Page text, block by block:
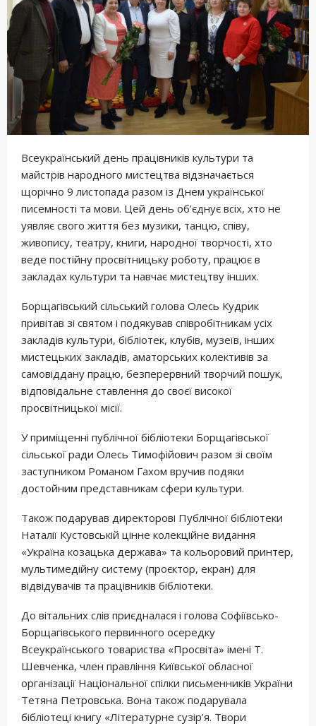
Всеукраїнський день працівників культури та
майстрів народного мистецтва відзначається
щорічно 9 листопада разом із Днем української
писемності та мови. Цей день об’єднує всіх, хто не
уявляє свого життя без музики, танцю, співу,
живопису, театру, книги, народної творчості, хто
веде постійну просвітницьку роботу, працює в
закладах культури та навчає мистецтву інших.
Борщагівський сільський голова Олесь Кудрик
привітав зі святом і подякував співробітникам усіх
закладів культури, бібліотек, клубів, музеїв, інших
мистецьких закладів, аматорських колективів за
самовіддану працю, безперервний творчий пошук,
відповідальне ставлення до своєї високої
просвітницької місії.
У приміщенні публічної бібліотеки Борщагівської
сільської ради Олесь Тимофійович разом зі своїм
заступником Романом Гахом вручив подяки
достойним представникам сфери культури.
Також подарував директорові Публічної бібліотеки
Наталії Кустовській цінне колекційне видання
«Україна козацька держава» та кольоровий принтер,
мультимедійну систему (проєктор, екран) для
відвідувачів та працівників бібліотеки.
До вітальних слів приєдналася і голова Софіївсько-
Борщагівського первинного осередку
Всеукраїнського товариства «Просвіта» імені Т.
Шевченка, член правління Київської обласної
організації Національної спілки письменників України
Тетяна Петровська. Вона також подарувала
бібліотеці книгу «Літературне сузір’я. Твори